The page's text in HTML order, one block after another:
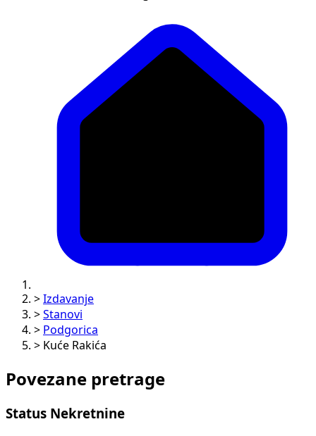
> Izdavanje
> Stanovi
> Podgorica
> Kuće Rakića
Povezane pretrage
Status Nekretnine